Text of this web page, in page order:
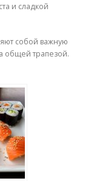
и сладкой
собой важную
общей трапезой.